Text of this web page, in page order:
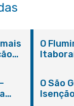
05)
O
março
O São